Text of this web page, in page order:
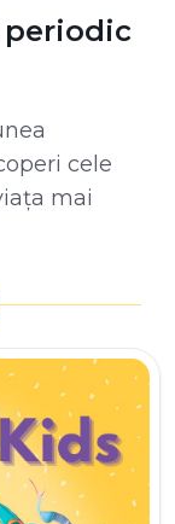
periodic
cele
mai